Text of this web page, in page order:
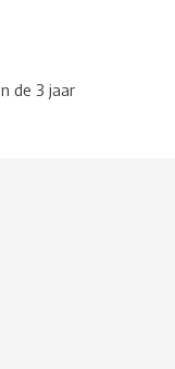
de 3 jaar